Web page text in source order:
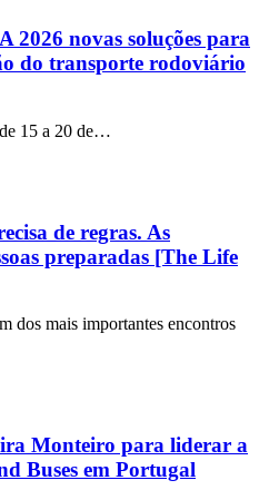
2026 novas soluções para
do transporte rodoviário
15 a 20 de…
de regras. As
preparadas [The Life
dos mais importantes encontros
Monteiro para liderar a
Buses em Portugal